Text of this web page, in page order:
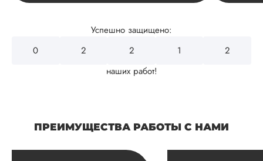
Успешно защищено:
2
3
4
2
0
наших работ!
ПРЕИМУЩЕСТВА РАБОТЫ С НАМИ